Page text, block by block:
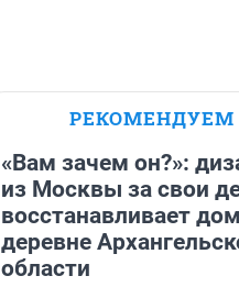
РЕКОМЕНДУЕМ
«Вам зачем он?»:
из Москвы за свои
восстанавливает
деревне
области